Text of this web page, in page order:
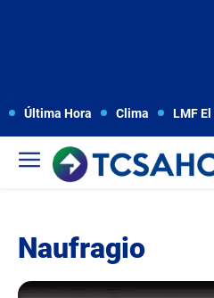
Última Hora Clima LMF
Naufragio